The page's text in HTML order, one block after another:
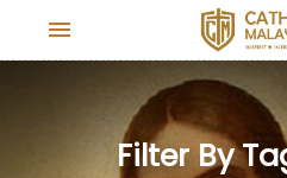
menu
Filter By